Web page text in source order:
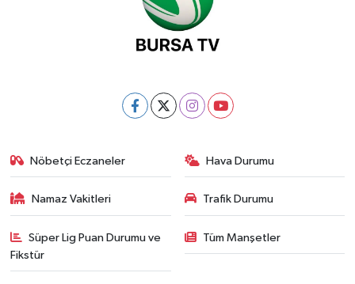
Nöbetçi Eczaneler Hava Durumu
Namaz Vakitleri Trafik Durumu
Süper Lig Puan Durumu ve
Fikstür
Tüm Manşetler